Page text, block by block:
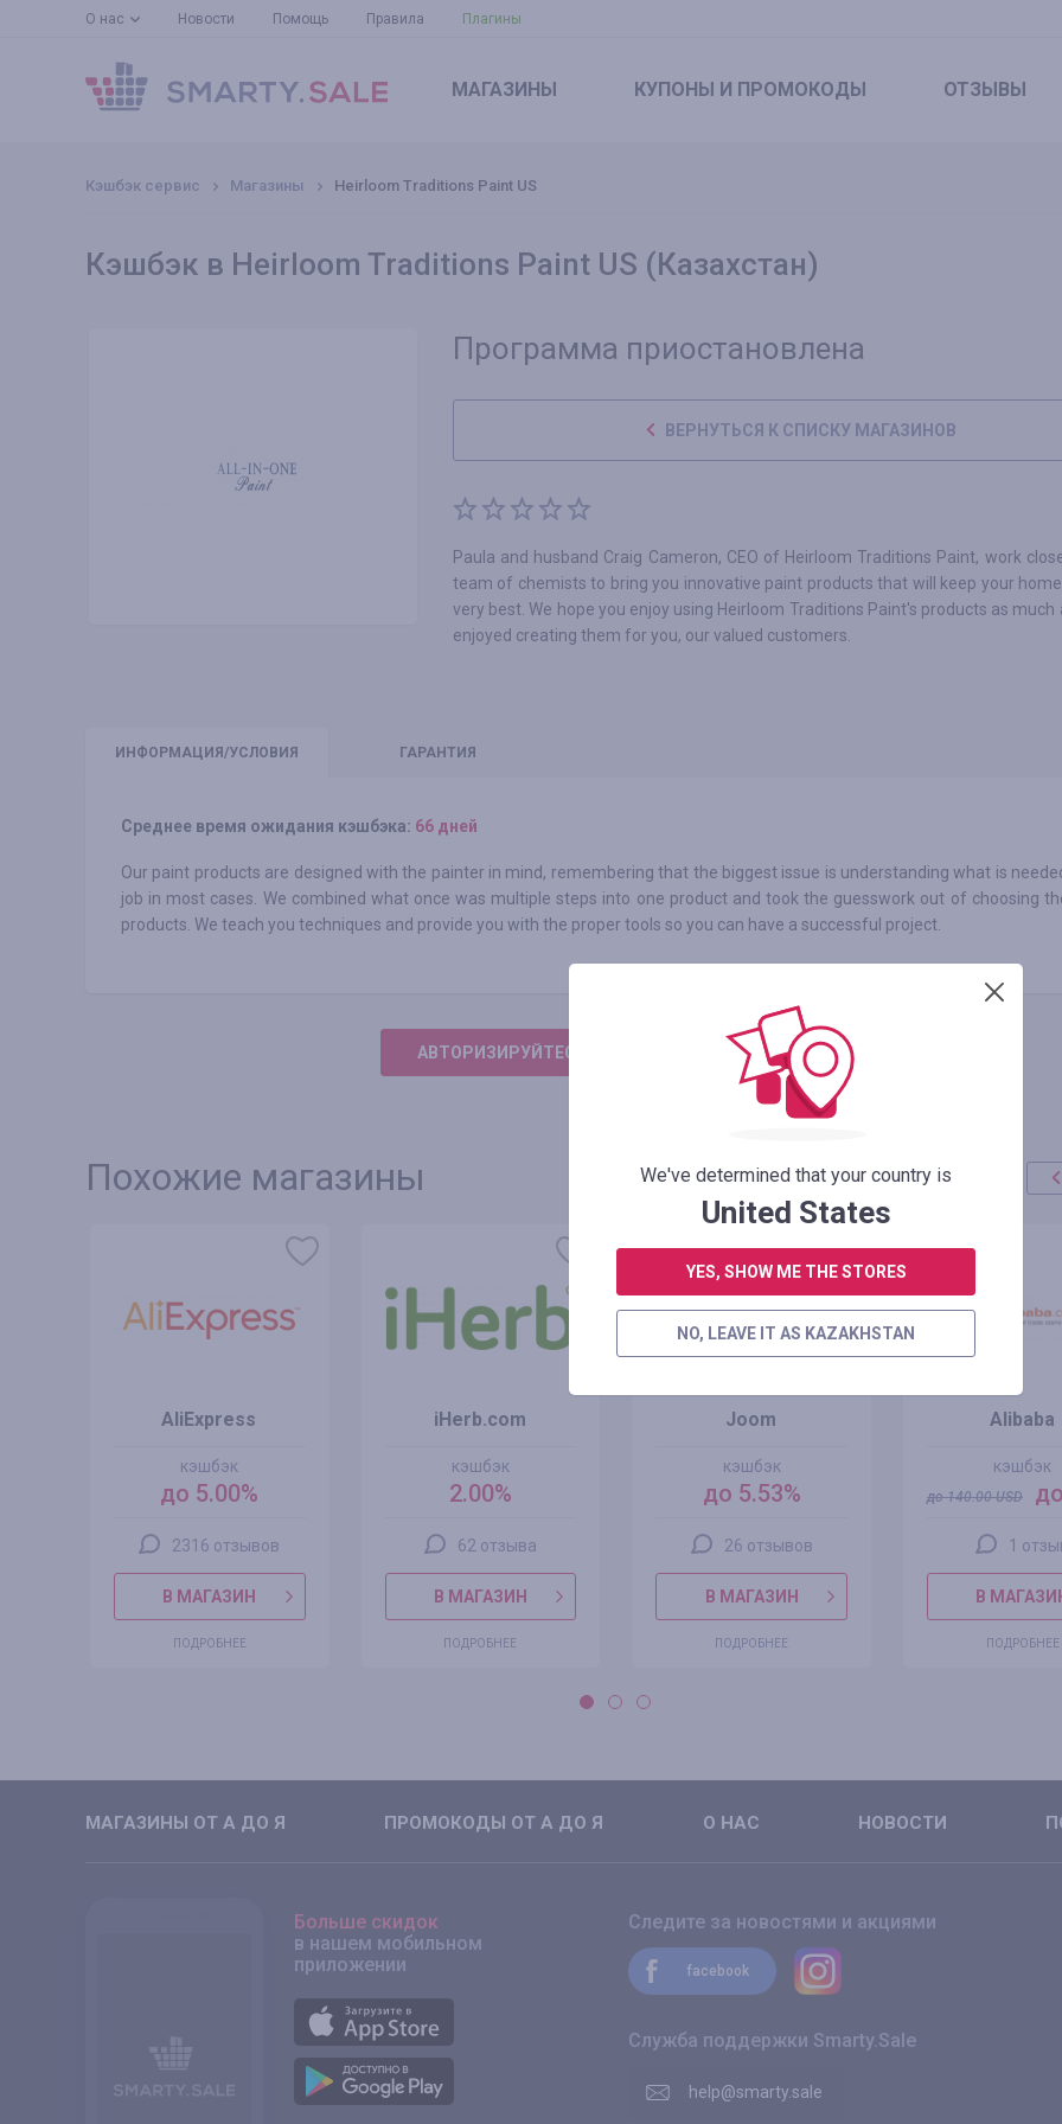
О нас Новости Помощь Правила Плагины
МАГАЗИНЫ КУПОНЫ И ПРОМОКОДЫ ОТЗЫВЫ
Кэшбэк сервис Магазины Heirloom Traditions Paint US
Кэшбэк в Heirloom Traditions Paint US (Казахстан)
Программа приостановлена
ВЕРНУТЬСЯ К СПИСКУ МАГАЗИНОВ
Paula and husband Craig Cameron, CEO of Heirloom Traditions Paint, work
team of chemists to bring you innovative paint products that will keep your
very best. We hope you enjoy using Heirloom Traditions Paint's products as much
enjoyed creating them for you, our valued customers.
ИНФО РМАЦИЯ/УСЛОВИЯ ГАРАНТИЯ
Среднее время ожидания кэшбэка: 66 дней
Our paint products are designed with the painter in mind, remembering that the biggest issue is understanding what is
job in most cases. We combined what once was multiple steps into one product and took the guesswork out of choosing
products. We teach you techniques and provide you with the proper tools so you can have a successful project.
АВТОРИЗИРУЙТЕСЬ, ЧТОБЫ ОСТАВИТЬ ОТЗЫВ
Похожие магазины
AliExpress
кэшбэк
до 5.00%
2316 отзывов
В МАГАЗИН
ПОДРОБНЕЕ
iHerb.com
кэшбэк
2.00%
62 отзыва
В МАГАЗИН
ПОДРОБНЕЕ
Joom
кэшбэк
до 5.53%
26 отзывов
В МАГАЗИН
ПОДРОБНЕЕ
акция
+100%
Alibaba
кэшбэк
до140.00USD
1
В
ПОДРОБНЕЕ
МАГАЗИНЫ ОТ А ДО Я ПРОМОКОДЫ ОТ А ДО Я О НАС НОВОСТИ
Больше скидок
в нашем мобильном
приложении
Следите за новостями и акциями
facebook
Служба поддержки Smarty.Sale
help@smarty.sale
We've determined that your country is
United States
YES, SHOW ME THE STORES
NO, LEAVE IT AS KAZAKHSTAN